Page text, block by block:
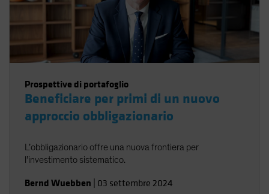
Prospettive di portafoglio
Beneficiare per primi di un nuovo
approccio obbligazionario
L’obbligazionario offre una nuova frontiera per
l’investimento sistematico.
Bernd Wuebben 03 settembre 2024